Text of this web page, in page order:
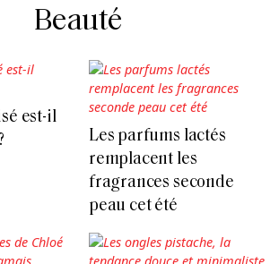
Beauté
est-il
Les parfums lactés
remplacent les
fragrances seconde
peau cet été